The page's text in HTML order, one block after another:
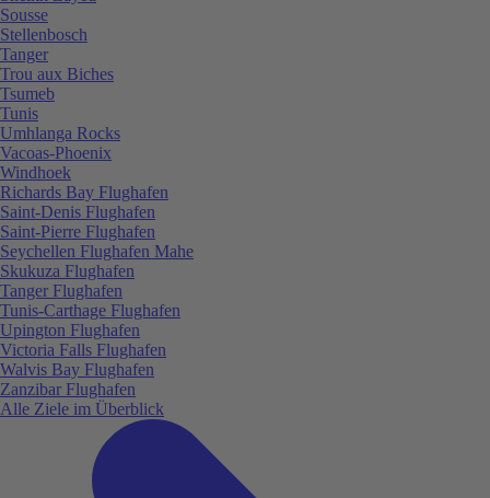
Sousse
Stellenbosch
Tanger
Trou aux Biches
Tsumeb
Tunis
Umhlanga Rocks
Vacoas-Phoenix
Windhoek
Richards Bay Flughafen
Saint-Denis Flughafen
Saint-Pierre Flughafen
Seychellen Flughafen Mahe
Skukuza Flughafen
Tanger Flughafen
Tunis-Carthage Flughafen
Upington Flughafen
Victoria Falls Flughafen
Walvis Bay Flughafen
Zanzibar Flughafen
Alle Ziele im Überblick